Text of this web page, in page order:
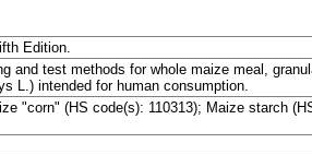
Edition.
and test methods for whole maize meal,
L.) intended for human consumption.
"corn" (HS code(s): 110313); Maize starch